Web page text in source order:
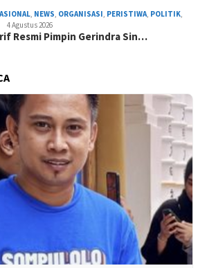
, NEWS, ORGANISASI, PERISTIWA, POLITIK,
4 Agustus 2026
Resmi Pimpin Gerindra Sin…